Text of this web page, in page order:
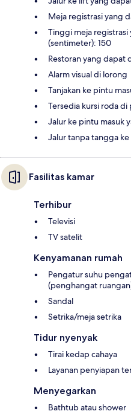
Meja registrasi yang
Tinggi meja registrasi
(sentimeter): 150
Restoran yang dapat
Alarm visual di lorong
Tanjakan ke pintu
Tersedia kursi roda
Jalur ke pintu masuk
Jalur tanpa tangga
Fasilitas kamar
Terhibur
Televisi
TV satelit
Kenyamanan rumah
Pengatur suhu
(penghangat
Sandal
Setrika/meja setrika
Tidur nyenyak
Tirai kedap cahaya
Layanan penyiapan
Menyegarkan
Bathtub atau shower